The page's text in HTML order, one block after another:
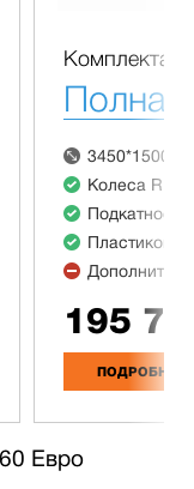
Полная
Колеса R13
Подкатное
195
ПОДРОБНЕЕ
Евро